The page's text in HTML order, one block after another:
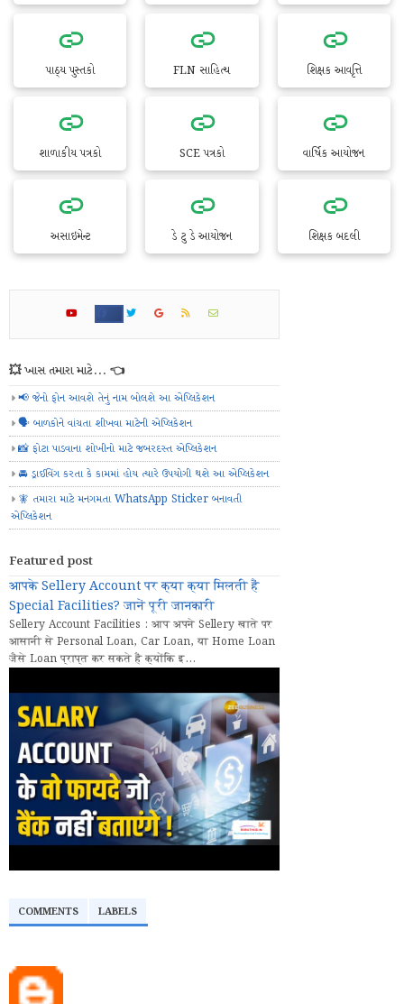
પાઠ્ય પુસ્તકો FLN સાહિત્ય શિક્ષક આવૃત્તિ
શાળાકીય પત્રકો SCE પત્રકો વાર્ષિક આયોજન
અસાઇમેન્ટ ડે ટુ ડે આયોજન શિક્ષક બદલી
💥 ખાસ તમારા માટે... 👈
📢 જેનો ફોન આવશે તેનું નામ બોલશે આ એપ્લિકેશન
🗣️ બાળકોને વાંચતા શીખવા માટેની એપ્લિકેશન
📸 ફોટા પાડવાના શોખીનો માટે જબરદસ્ત એપ્લિકેશન
🚘 ડ્રાઈવિંગ કરતા કે કામમાં હોય ત્યારે ઉપયોગી થશે આ એપ્લિકેશન
🧚 તમારા માટે મનગમતા WhatsApp Sticker બનાવતી
એપ્લિકેશન
Featured post
आपके Sellery Account पर क्या क्या मिलती हैं
Special Facilities? जानें पूरी जानकारी
Sellery Account Facilities : आप अपने Sellery खाते पर
आसानी से Personal Loan, Car Loan, या Home Loan
जैसे Loan प्राप्त कर सकते हैं क्योंकि इ...
COMMENTS LABELS